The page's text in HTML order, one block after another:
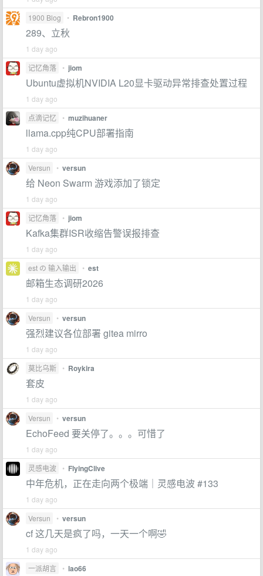
1900 Blog
• Rebron1900
289、立秋
1 day ago
记忆角落
• jiom
Ubuntu虚拟机NVIDIA L20显卡驱动异常排查处置过程
1 day ago
点滴记忆
• muzihuaner
llama.cpp纯CPU部署指南
1 day ago
Versun
• versun
给 Neon Swarm 游戏添加了锁定
1 day ago
记忆角落
• jiom
Kafka集群ISR收缩告警误报排查
1 day ago
est の 输入输出
• est
邮箱生态调研2026
1 day ago
Versun
• versun
强烈建议各位部署 gitea mirro
1 day ago
莫比乌斯
• Roykira
套皮
1 day ago
Versun
• versun
EchoFeed 要关停了。。。可惜了
1 day ago
灵感电波
• FlyingClive
中年危机，正在走向两个极端｜灵感电波 #133
1 day ago
Versun
• versun
cf 这几天是疯了吗，一天一个啊🤣
1 day ago
一派胡言
• lao66